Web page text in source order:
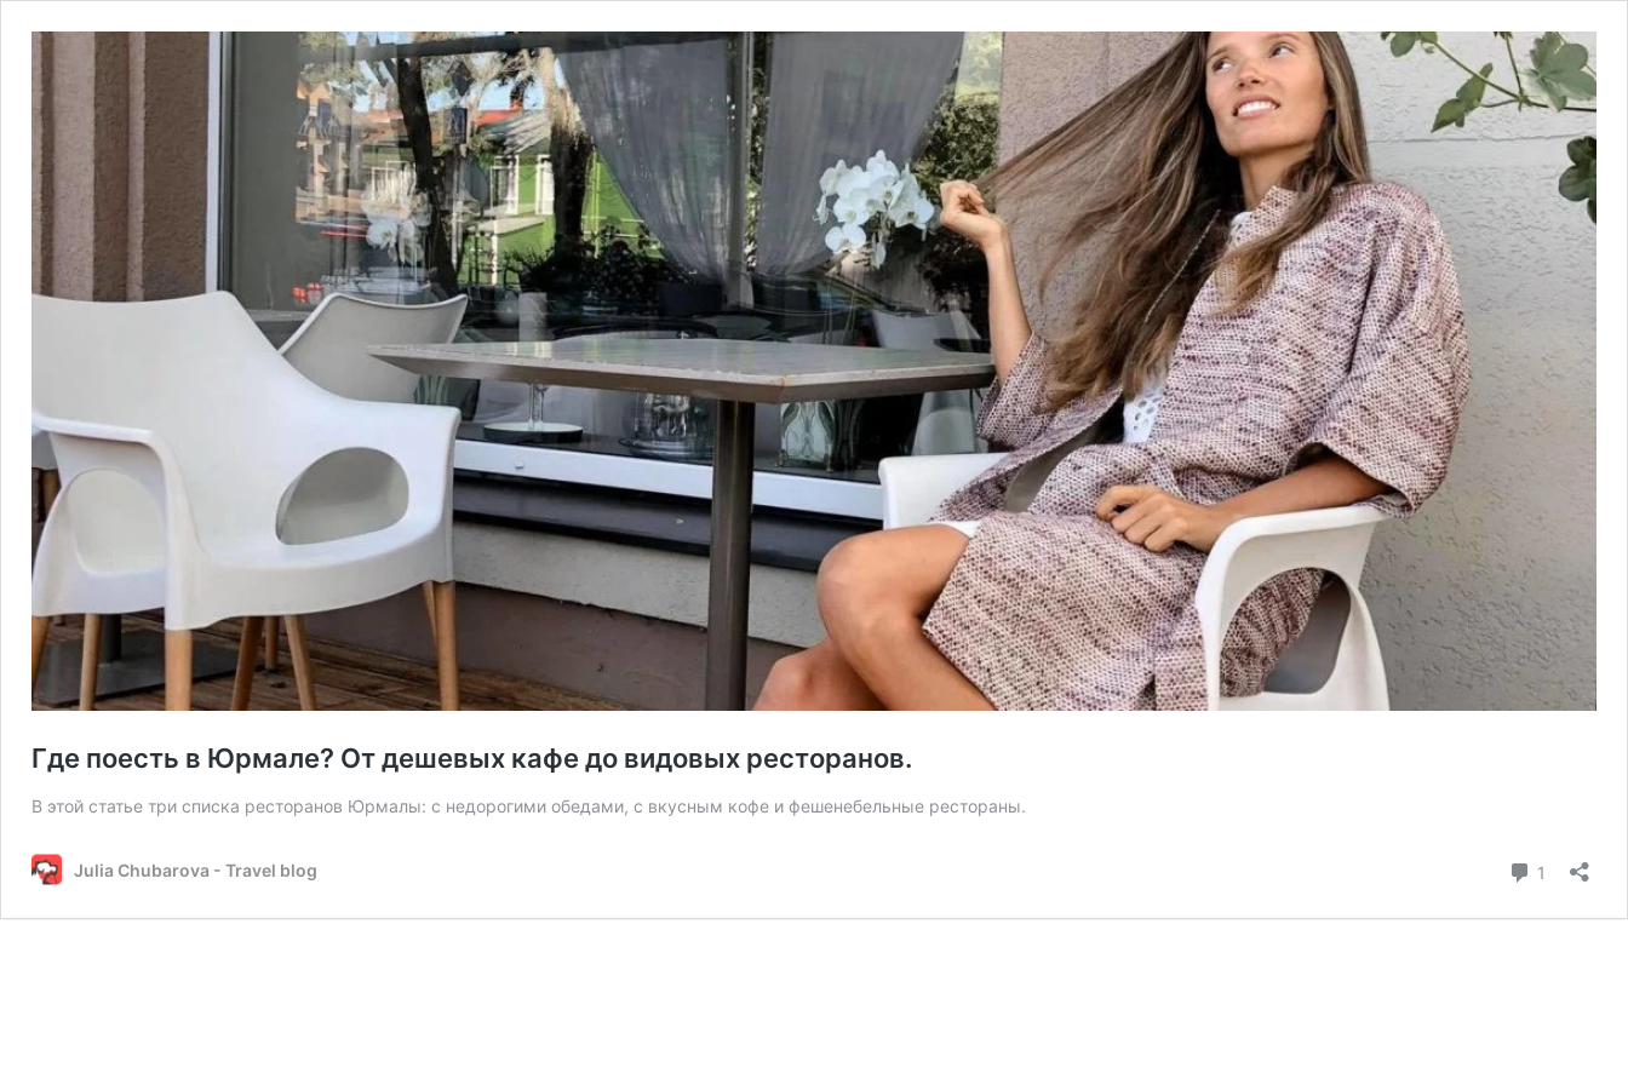
Где поесть в Юрмале? От дешевых кафе до видовых ресторанов.
В этой статье три списка ресторанов Юрмалы: с недорогими обедами, с вкусным кофе и фешенебельные рестораны.
Julia Chubarova - Travel blog 1 Comment